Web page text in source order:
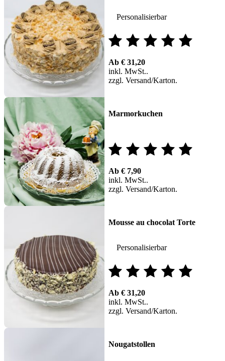
Personalisierbar
Bewertet
mit
5.00
Ab € 31,20
inkl. MwSt.
zzgl. Versand
Marmorkuchen
Bewertet
mit
5.00
Ab € 7,90
inkl. MwSt.
zzgl. Versand
Mousse au chocolat Torte
Personalisierbar
Bewertet
mit
5.00
Ab € 31,20
inkl. MwSt.
zzgl. Versand
Nougatstollen